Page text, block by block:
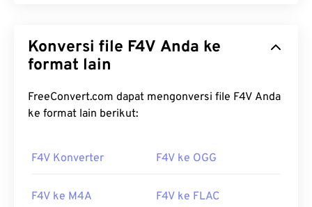
Konversi file F4V Anda ke
format lain
FreeConvert.com dapat mengonversi file F4V Anda
ke format lain berikut:
F4V Konverter F4V ke OGG
F4V ke M4A F4V ke FLAC